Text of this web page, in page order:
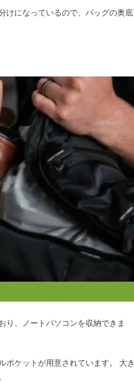
けになっているので、バッグの奥底
り、ノートパソコンを収納できま
ポケットが用意されています。 大き